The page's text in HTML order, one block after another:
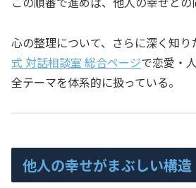
心の整理について、さらに深く知り
式 対話相談室 総合ページで恋愛・
全テーマを体系的に扱っている。
他人の幸せがまぶしい構造